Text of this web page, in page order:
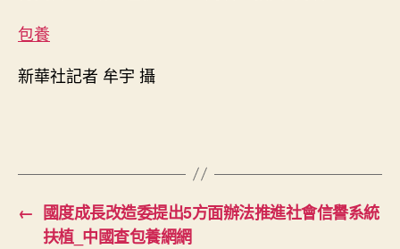
包養
新華社記者 牟宇 攝
← 國度成長改造委提出5方面辦法推進社會信譽系統
扶植_中國查包養網網